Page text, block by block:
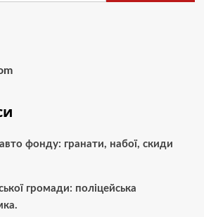
фонду: гранати, набої, скиди
громади: поліцейська